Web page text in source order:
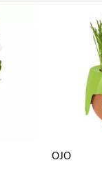
OJO